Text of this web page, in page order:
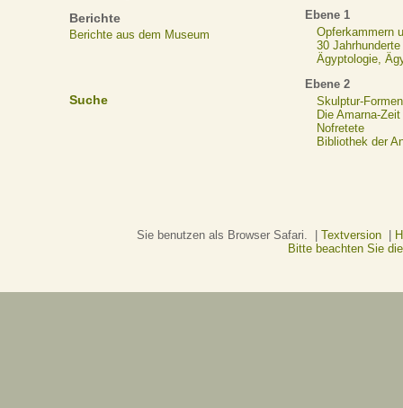
Berichte
Berichte aus dem Museum
Suche
Ebene 1
Opferkammern
30
Ägyptologie,
Ebene 2
Skulptur-Formen
Die Amarna-Zeit
Nofretete
Bibliothek der
Sie benutzen als Browser Safari. | Textversion|
Bitte beachten Sie